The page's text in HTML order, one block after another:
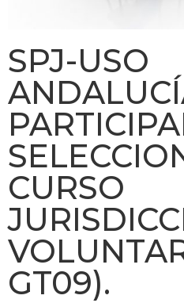
SPJ-USO
CURSO
GT09).